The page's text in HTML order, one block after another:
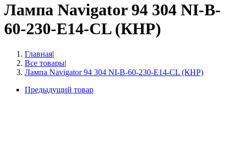
Лампа Navigator 94 304 NI-B-
60-230-E14-CL (КНР)
Главная|
Все товары|
Лампа Navigator 94 304 NI-B-60-230-E14-CL (КНР)
Предыдущий товар